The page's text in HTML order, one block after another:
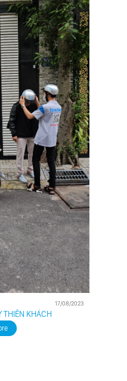
17/08/2023
THIÊN KHÁCH